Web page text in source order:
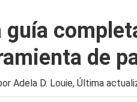
guía
de
Adela D. Louie, Última